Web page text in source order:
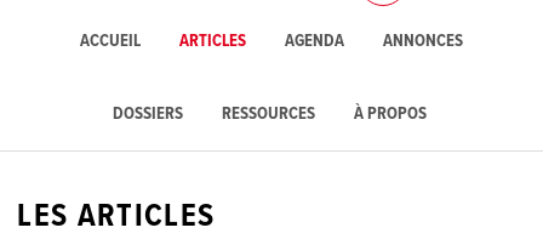
ACCUEIL ARTICLES AGENDA ANNONCES
DOSSIERS RESSOURCES À PROPOS
LES ARTICLES